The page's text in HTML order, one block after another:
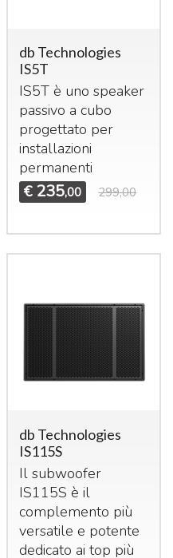
db Technologies
IS5T
IS5T è uno speaker
passivo a cubo
progettato per
installazioni
permanenti
€ 235,00 299,00
db Technologies
IS115S
Il subwoofer
IS115S è il
complemento più
versatile e potente
dedicato ai top più